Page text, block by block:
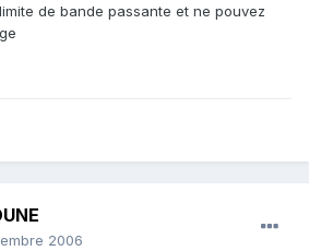
de bande passante et ne pouvez
2006